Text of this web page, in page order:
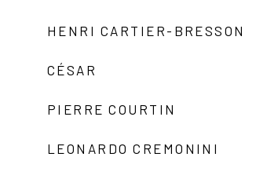
HENRI CARTIER-BRESSON
CÉSAR
PIERRE COURTIN
LEONARDO CREMONINI